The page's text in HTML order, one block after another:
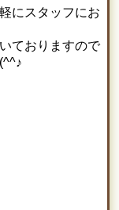
にスタッフにお
ておりますので